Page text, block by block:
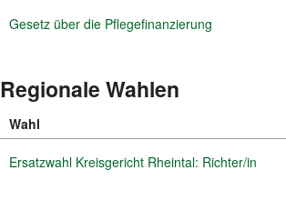
Gesetz über die Pflegefinanzierung
Regionale Wahlen
Februar
2011
Wahl
Ersatzwahl Kreisgericht Rheintal: Richter/in